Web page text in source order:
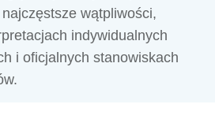
wątpliwości,
indywidualnych
i oficjalnych stanowiskach